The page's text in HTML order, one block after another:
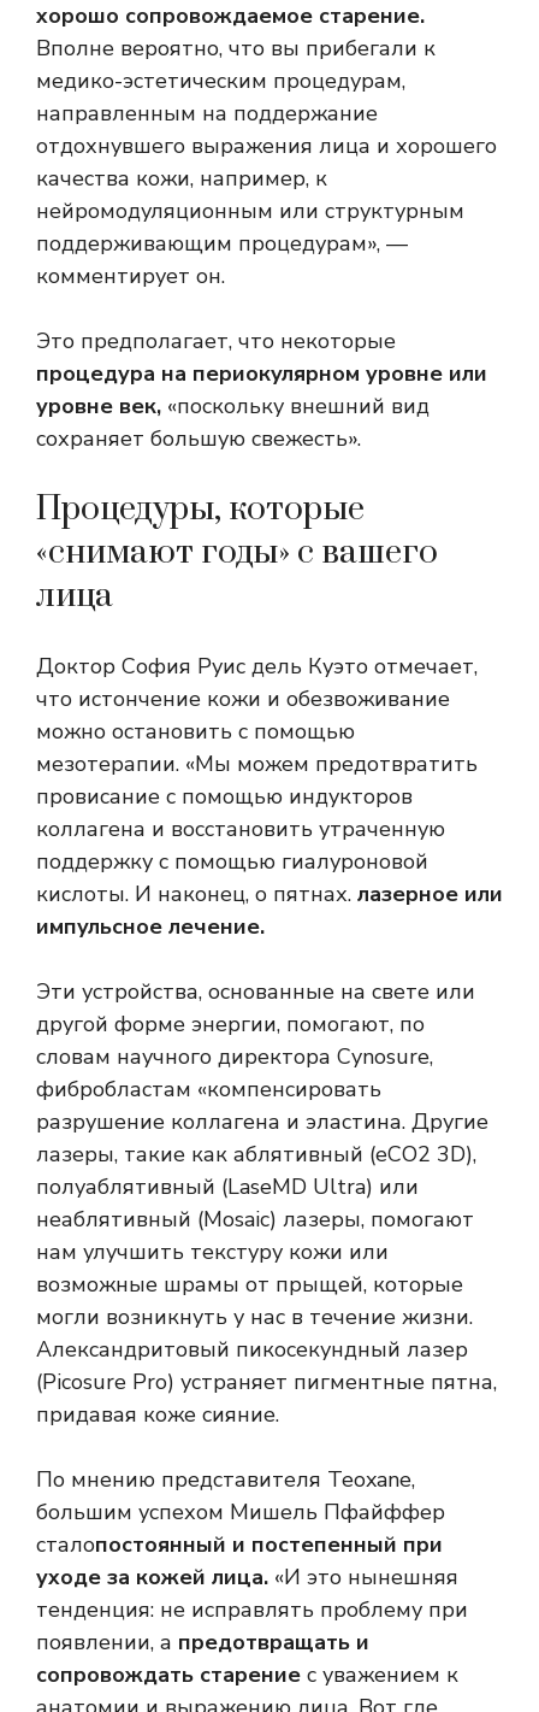
хорошо сопровождаемое старение.
Вполне вероятно, что вы прибегали к
медико-эстетическим процедурам,
направленным на поддержание
отдохнувшего выражения лица и хорошего
качества кожи, например, к
нейромодуляционным или структурным
поддерживающим процедурам», —
комментирует он.
Это предполагает, что некоторые
процедура на периокулярном уровне или
уровне век, «поскольку внешний вид
сохраняет большую свежесть».
Процедуры, которые
«снимают годы» с вашего
лица
Доктор София Руис дель Куэто отмечает,
что истончение кожи и обезвоживание
можно остановить с помощью
мезотерапии. «Мы можем предотвратить
провисание с помощью индукторов
коллагена и восстановить утраченную
поддержку с помощью гиалуроновой
кислоты. И наконец, о пятнах. лазерное или
импульсное лечение.
Эти устройства, основанные на свете или
другой форме энергии, помогают, по
словам научного директора Cynosure,
фибробластам «компенсировать
разрушение коллагена и эластина. Другие
лазеры, такие как аблятивный (eCO2 3D),
полуаблятивный (LaseMD Ultra) или
неаблятивный (Mosaic) лазеры, помогают
нам улучшить текстуру кожи или
возможные шрамы от прыщей, которые
могли возникнуть у нас в течение жизни.
Александритовый пикосекундный лазер
(Picosure Pro) устраняет пигментные пятна,
придавая коже сияние.
По мнению представителя Teoxane,
большим успехом Мишель Пфайффер
сталопостоянный и постепенный при
уходе за кожей лица. «И это нынешняя
тенденция: не исправлять проблему при
появлении, а предотвращать и
сопровождать старение с уважением к